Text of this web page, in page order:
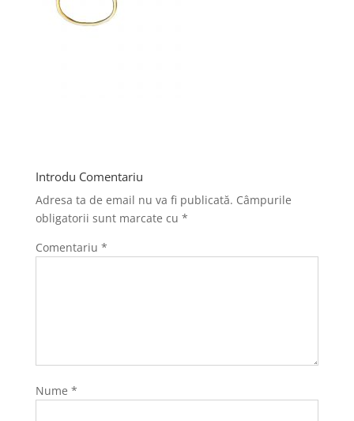
Introdu Comentariu
Adresa ta de email nu va fi publicată. Câmpurile
obligatorii sunt marcate cu *
Comentariu *
Nume *